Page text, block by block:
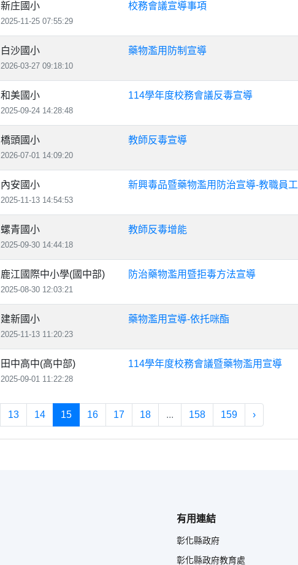
新庄國小
2025-11-25 07:55:29
校務會議宣導事項
白沙國小
2026-03-27 09:18:10
藥物濫用防制宣導
和美國小
2025-09-24 14:28:48
114學年度校務會議反毒宣導
橋頭國小
2026-07-01 14:09:20
教師反毒宣導
內安國小
2025-11-13 14:54:53
新興毒品暨藥物濫用防治宣導-教職員工
螺青國小
2025-09-30 14:44:18
教師反毒增能
鹿江國際中小學(國中部)
2025-08-30 12:03:21
防治藥物濫用暨拒毒方法宣導
建新國小
2025-11-13 11:20:23
藥物濫用宣導-依托咪酯
田中高中(高中部)
2025-09-01 11:22:28
114學年度校務會議暨藥物濫用宣導
13 14 15 16 17 18 ... 158 159 ›
有用連結
彰化縣政府
彰化縣政府教育處